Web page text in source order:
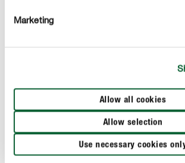
Marketing
Allow all cookies
Allow selection
Use necessary cookies
manhã ou à noite, quando as formigas
O nosso isco para formigas é uma
contidos de forma segura dentro do
invólucro do isco conforme as
cima dos trilhos ou na proximidade do
formigas. Deixe o isco ficar pelo menos
local. O nosso produto COMPO contra